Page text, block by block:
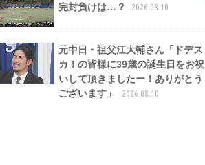
完封負けは…？
2026.08.10
元中日・祖父江大輔さん「ドデス
カ！の皆様に39歳の誕生日をお祝
いして頂きましたー！ありがとう
ございます」
2026.08.10